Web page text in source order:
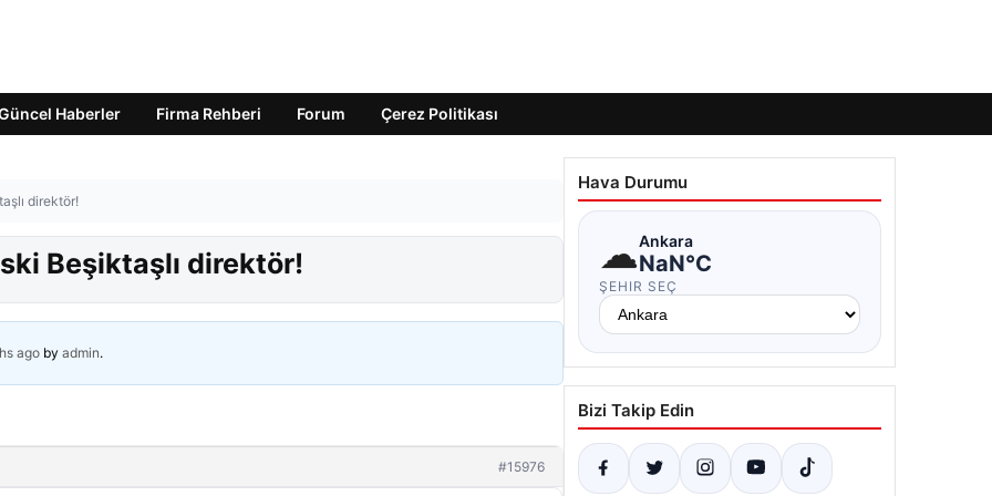
Haberler Firma Rehberi Forum Çerez Politikası
direktör!
Beşiktaşlı direktör!
ago by admin.
#15976
Hava Durumu
☁Ankara
NaN°C
ŞEHIR SEÇ
Bizi Takip Edin